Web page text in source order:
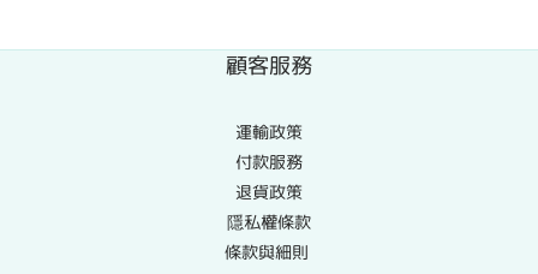
顧客服務
運輸政策
付款服務
退貨政策
隱私權條款
條款與細則